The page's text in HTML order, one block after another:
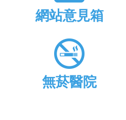
網站意見箱
無菸醫院